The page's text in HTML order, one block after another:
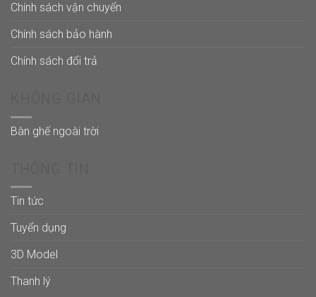
Chính sách vận chuyển
Chính sách bảo hành
Chính sách đổi trả
Bàn ghế ngoài trời
Tin tức
Tuyển dụng
3D Model
Thanh lý